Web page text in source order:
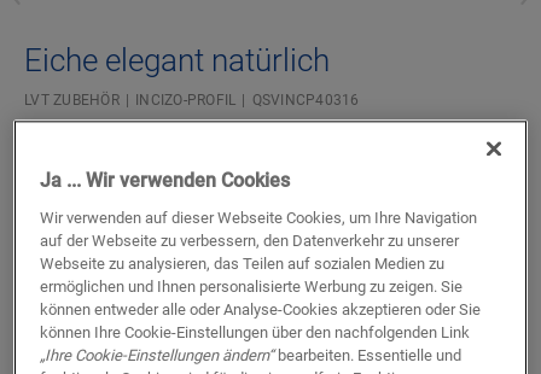
Eiche elegant natürlich
LVT ZUBEHÖR INCIZO-PROFIL QSVINCP40316
Für Ihren Vinylboden
Farblich abgestimmt auf Ihren Boden
Dehnungsfugen beachten
Ja ... Wir verwenden Cookies
Wir verwenden auf dieser Webseite Cookies, um Ihre Navigation
auf der Webseite zu verbessern, den Datenverkehr zu unserer
Webseite zu analysieren, das Teilen auf sozialen Medien zu
ermöglichen und Ihnen personalisierte Werbung zu zeigen. Sie
können entweder alle oder Analyse-Cookies akzeptieren oder Sie
können Ihre Cookie-Einstellungen über den nachfolgenden Link
„Ihre Cookie-Einstellungen ändern“bearbeiten. Essentielle und